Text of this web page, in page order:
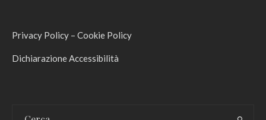
Privacy Policy – Cookie Policy
Dichiarazione Accessibilità